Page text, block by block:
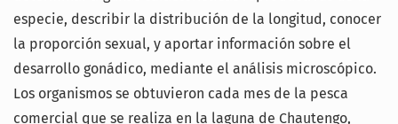
especie, describir la distribución de la longitud, conocer
la proporción sexual, y aportar información sobre el
desarrollo gonádico, mediante el análisis microscópico.
Los organismos se obtuvieron cada mes de la pesca
comercial que se realiza en la laguna de Chautengo,